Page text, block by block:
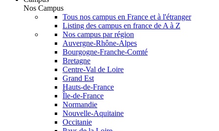
Nos Campus
Tous nos campus en France et à l'étranger
Listing des campus en france de A à Z
Nos campus par région
Auvergne-Rhône-Alpes
Bourgogne-Franche-Comté
Bretagne
Centre-Val de Loire
Grand Est
Hauts-de-France
Île-de-France
Normandie
Nouvelle-Aquitaine
Occitanie